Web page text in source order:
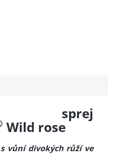
sprej
Wild rose
vůní divokých růží ve